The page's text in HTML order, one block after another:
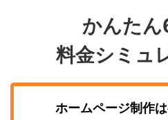
かんた
料金シミュ
ホームページ制作